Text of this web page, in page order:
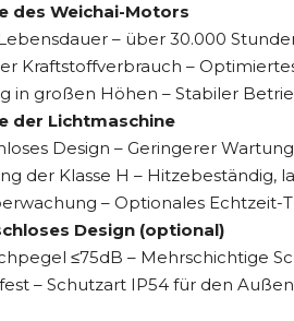
des Weichai-Motors
– über 30.000
Kraftstoffverbrauch –
in großen Höhen – Stabiler
der Lichtmaschine
Design – Geringerer
der Klasse H – Hitzebeständig,
– Optionales Echtzeit-
Design (optional)
≤75dB – Mehrschichtige
– Schutzart IP54 für den